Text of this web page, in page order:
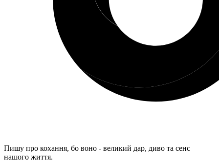
Пишу про кохання, бо воно - великий дар, диво та сенс
нашого життя.